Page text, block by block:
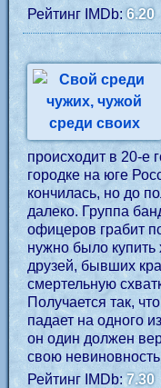
Рейтинг IMDb:6.20
происходит в 20-е
городке на юге
кончилась, но до
далеко. Группа
офицеров грабит
нужно было
друзей, бывших
смертельную
Получается так,
падает на одного
он один должен
свою
Рейтинг IMDb:7.30